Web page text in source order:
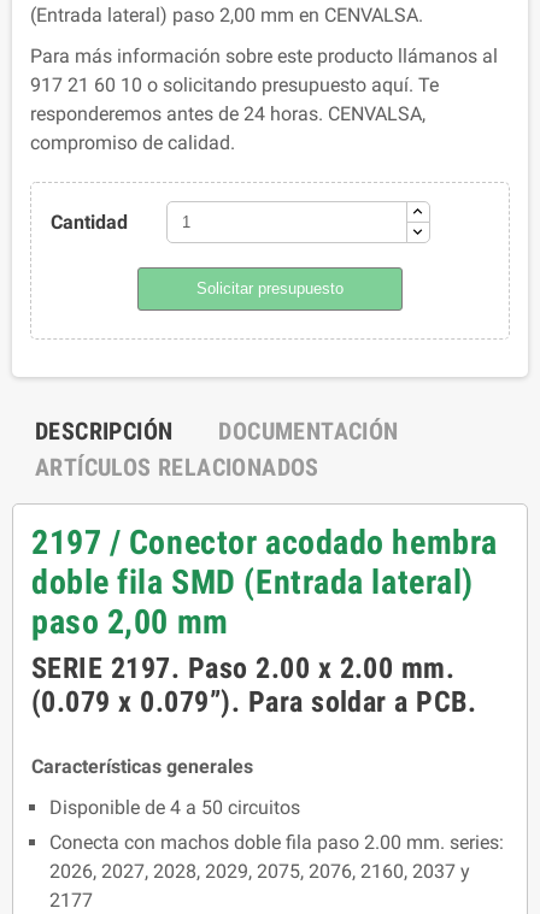
(Entrada lateral) paso 2,00 mm en CENVALSA.
Para más información sobre este producto llámanos al
917 21 60 10 o solicitando presupuesto aquí. Te
responderemos antes de 24 horas. CENVALSA,
compromiso de calidad.
Cantidad
Solicitar presupuesto
DESCRIPCIÓN
DOCUMENTACIÓN
ARTÍCULOS RELACIONADOS
2197 / Conector acodado hembra
doble fila SMD (Entrada lateral)
paso 2,00 mm
SERIE 2197. Paso 2.00 x 2.00 mm.
(0.079 x 0.079”). Para soldar a PCB.
Características generales
Disponible de 4 a 50 circuitos
Conecta con machos doble fila paso 2.00 mm. series:
2026, 2027, 2028, 2029, 2075, 2076, 2160, 2037 y
2177